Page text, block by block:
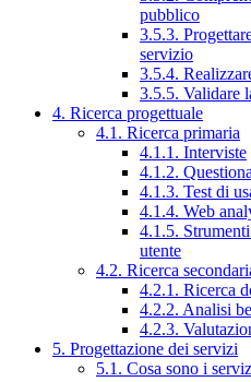
pubblico
3.5.3.
servizio
3.5.4.
3.5.5. Validare
4. Ricerca progettuale
4.1. Ricerca primaria
4.1.1. Interviste
4.1.2.
4.1.3. Test di
4.1.4. Web
4.1.5.
utente
4.2. Ricerca
4.2.1. Ricerca
4.2.2. Analisi
4.2.3.
5. Progettazione dei servizi
5.1. Cosa sono i